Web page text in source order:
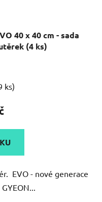
40 x 40 cm - sada
(4 ks)
ks)
EVO - nové generace